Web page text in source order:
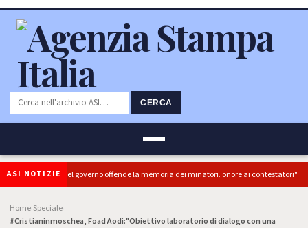
CERCA
ASI NOTIZIE
"L'Ipocrisia del governo offende la memoria dei minatori. onore ai contestatori"
Home Speciale
#Cristianinmoschea, Foad Aodi:"Obiettivo laboratorio di dialogo con una